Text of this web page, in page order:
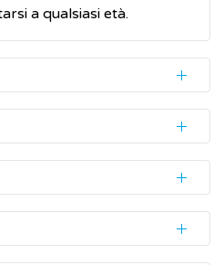
a qualsiasi età.
interessare alcuni
o, nei casi gravi, tutti i
cause che portano
miopatia.
sono causate da
ed eterogeneità delle
il medico deve